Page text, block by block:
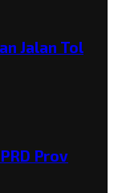
Jalan Tol
Prov